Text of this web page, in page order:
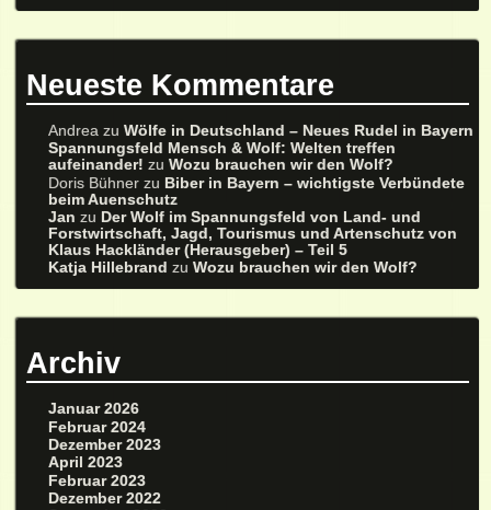
Neueste Kommentare
Andrea zuWölfe in Deutschland – Neues Rudel in Bayern
Spannungsfeld Mensch & Wolf: Welten treffen
aufeinander! zuWozu brauchen wir den Wolf?
Doris Bühner zu Biber in Bayern – wichtigste Verbündete
beim Auenschutz
Jan zu Der Wolf im Spannungsfeld von Land- und
Forstwirtschaft, Jagd, Tourismus und Artenschutz von
Klaus Hackländer (Herausgeber) – Teil 5
Katja Hillebrand zuWozu brauchen wir den Wolf?
Archiv
Januar 2026
Februar 2024
Dezember 2023
April 2023
Februar 2023
Dezember 2022